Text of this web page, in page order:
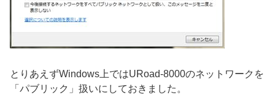
とりあえずWindows上ではURoad-8000のネットワークを
「パブリック」扱いにしておきました。